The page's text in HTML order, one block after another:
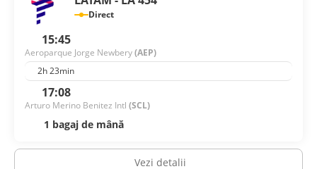
Direct
15:45
Aeroparque Jorge Newbery(AEP)
2h 23min
17:08
Arturo Merino Benitez Intl (SCL)
1 bagaj de mână
Vezi detalii